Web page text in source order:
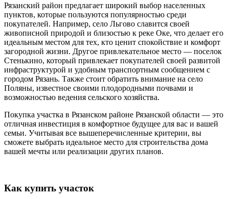
Рязанский район предлагает широкий выбор населенных
пунктов, которые пользуются популярностью среди
покупателей. Например, село Льгово славится своей
живописной природой и близостью к реке Оке, что делает его
идеальным местом для тех, кто ценит спокойствие и комфорт
загородной жизни. Другое привлекательное место — поселок
Стенькино, который привлекает покупателей своей развитой
инфраструктурой и удобным транспортным сообщением с
городом Рязань. Также стоит обратить внимание на село
Поляны, известное своими плодородными почвами и
возможностью ведения сельского хозяйства.
Покупка участка в Рязанском районе Рязанской области — это
отличная инвестиция в комфортное будущее для вас и вашей
семьи. Учитывая все вышеперечисленные критерии, вы
сможете выбрать идеальное место для строительства дома
вашей мечты или реализации других планов.
Как купить участок